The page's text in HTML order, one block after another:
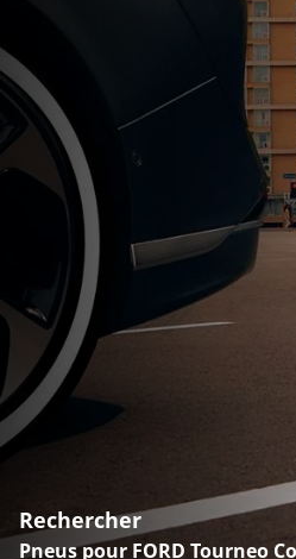
Rechercher
Pneus pour FORD Tourneo